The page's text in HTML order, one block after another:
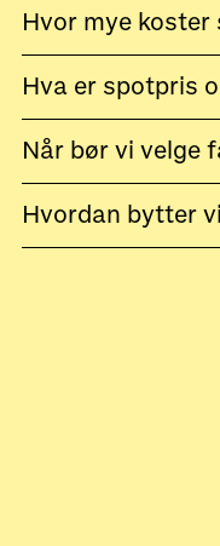
Hvor mye
Hva er spotpris
Når bør vi velge
Hvordan bytter